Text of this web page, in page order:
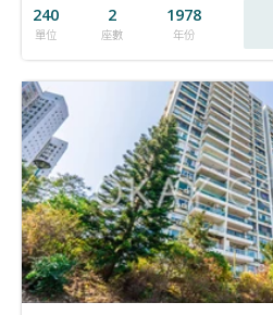
240
單位
2
座數
1978
年份